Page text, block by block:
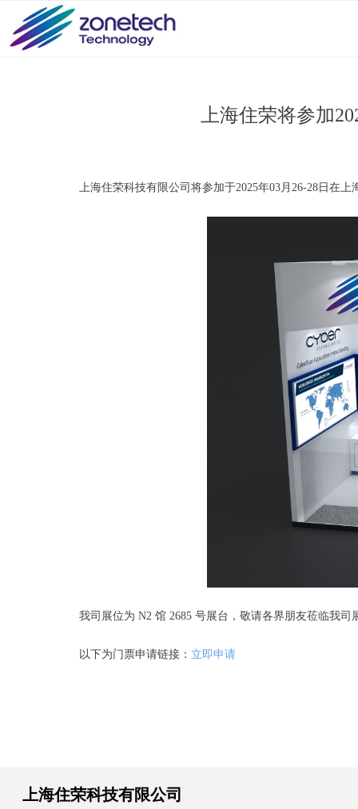
上海住荣将参加
上海住荣科技有限公司将参加于2025年03月26-28日在
我司展位为 N2 馆 2685 号展台，敬请各界朋友莅临我司
以下为门票申请链接： 立即申请
上海住荣科技有限公司